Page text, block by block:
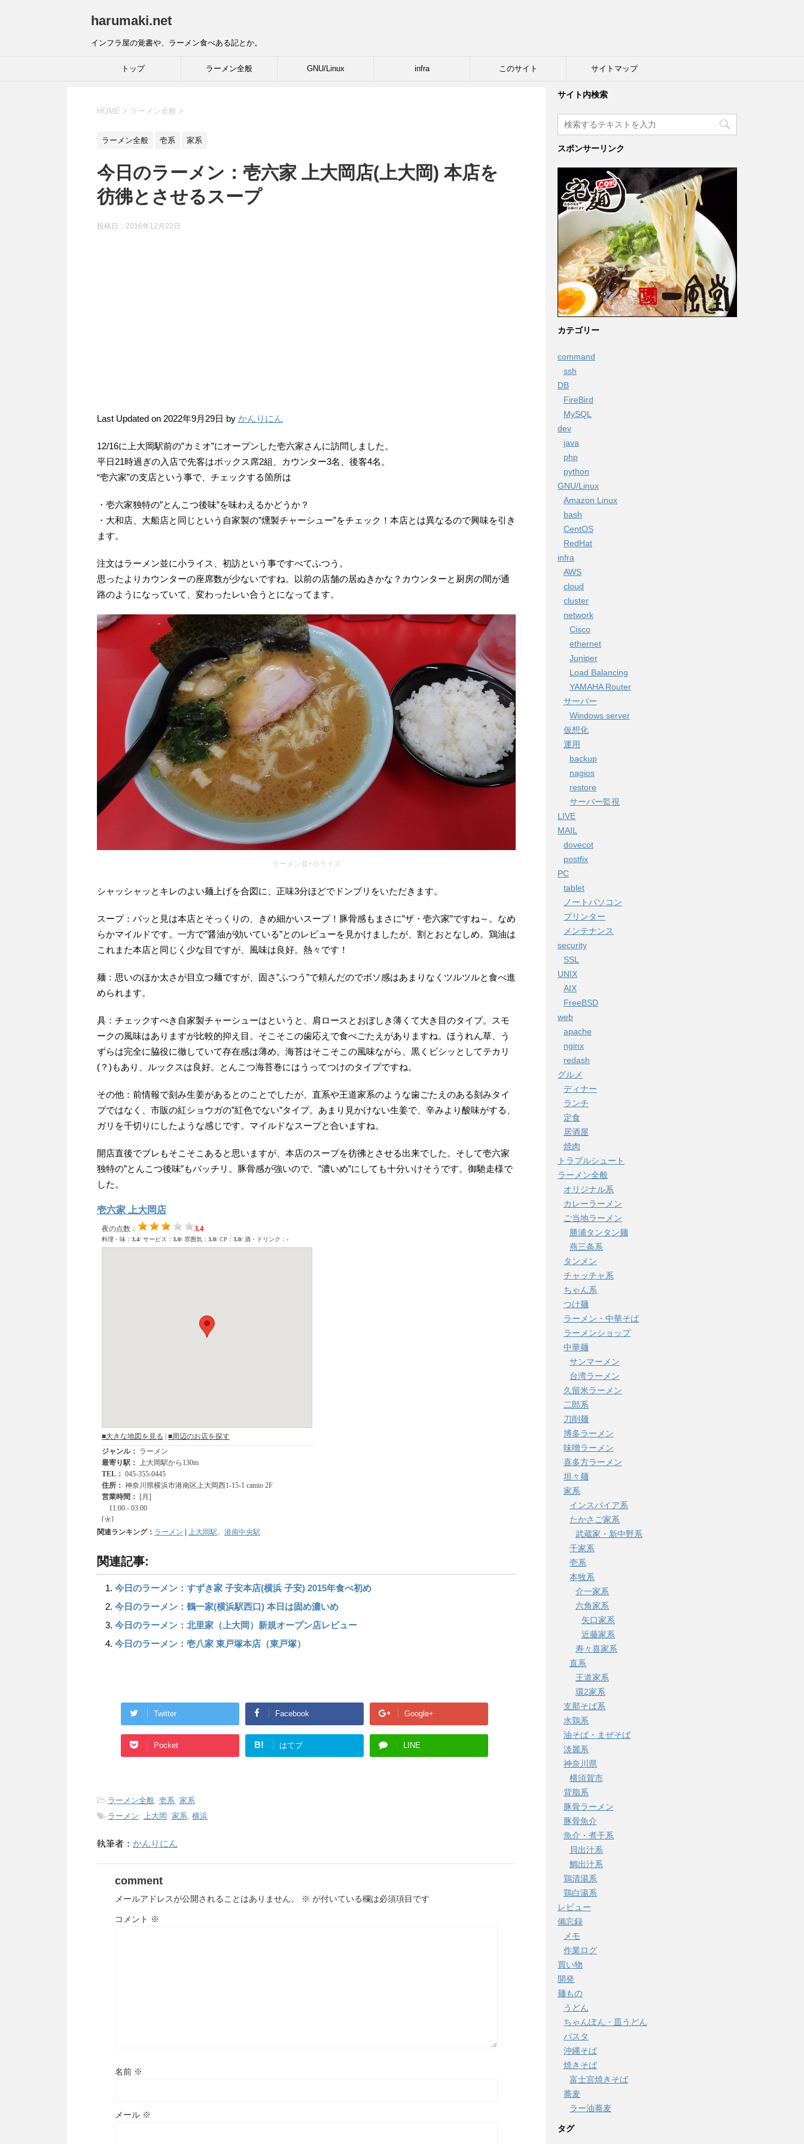
harumaki.net
インフラ屋の覚書や、ラーメン食べある記とか。
トップ ラーメン全般 GNU/Linux infra このサイト サイトマップ
HOME > ラーメン全般 >
ラーメン全般 壱系 家系
今日のラーメン：壱六家 上大岡店(上大岡) 本店を
彷彿とさせるスープ
投稿日：2016年12月22日
Last Updated on 2022年9月29日 by かんりにん
12/16に上大岡駅前の”カミオ”にオープンした壱六家さんに訪問しました。
平日21時過ぎの入店で先客はボックス席2組、カウンター3名、後客4名。
“壱六家”の支店という事で、チェックする箇所は
・壱六家独特の”とんこつ後味”を味わえるかどうか？
・大和店、大船店と同じという自家製の”燻製チャーシュー”をチェック！本店とは異なるので興味を引き
ます。
注文はラーメン並に小ライス、初訪という事ですべてふつう。
思ったよりカウンターの座席数が少ないですね。以前の店舗の居ぬきかな？カウンターと厨房の間が通
路のようになっていて、変わったレい合うとになってます。
ラーメン並+小ライス
シャッシャッとキレのよい麺上げを合図に、正味3分ほどでドンブリをいただきます。
スープ：パッと見は本店とそっくりの、きめ細かいスープ！豚骨感もまさに”ザ・壱六家”ですね～。なめ
らかマイルドです。一方で”醤油が効いている”とのレビューを見かけましたが、割とおとなしめ。鶏油は
これまた本店と同じく少な目ですが、風味は良好。熱々です！
麺：思いのほか太さが目立つ麺ですが、固さ”ふつう”で頼んだのでボソ感はあまりなくツルツルと食べ進
められます。
具：チェックすべき自家製チャーシューはというと、肩ロースとおぼしき薄くて大き目のタイプ。スモ
ークの風味はありますが比較的抑え目。そこそこの歯応えで食べごたえがありますね。ほうれん草、う
ずらは完全に脇役に徹していて存在感は薄め。海苔はそこそこの風味ながら、黒くビシッとしてテカリ
(？)もあり、ルックスは良好。とんこつ海苔巻にはうってつけのタイプですね。
その他：前情報で刻み生姜があるとのことでしたが、直系や王道家系のような歯ごたえのある刻みタイ
プではなく、市販の紅ショウガの”紅色でない”タイプ。あまり見かけない生姜で、辛みより酸味がする、
ガリを千切りにしたような感じです。マイルドなスープと合いますね。
開店直後でブレもそこそこあると思いますが、本店のスープを彷彿とさせる出来でした。そして壱六家
独特の”とんこつ後味”もバッチリ。豚骨感が強いので、”濃いめ”にしても十分いけそうです。御馳走様で
した。
壱六家 上大岡店
関連ランキング： ラーメン | 上大岡駅、 港南中央駅
関連記事:
今日のラーメン：すずき家 子安本店(横浜 子安) 2015年食べ初め
今日のラーメン：鶴一家(横浜駅西口) 本日は固め濃いめ
今日のラーメン：北里家（上大岡）新規オープン店レビュー
今日のラーメン：壱八家 東戸塚本店（東戸塚）
Twitter Facebook Google+
Pocket B! はてブ LINE
-ラーメン全般 壱系 家系
-ラーメン 上大岡 家系 横浜
執筆者： かんりにん
comment
メールアドレスが公開されることはありません。 ※ が付いている欄は必須項目です
コメント ※
名前 ※
メール ※
サイト内検索
スポンサーリンク
カテゴリー
command
ssh
DB
FireBird
MySQL
dev
java
php
python
GNU/Linux
Amazon Linux
bash
CentOS
RedHat
infra
AWS
cloud
cluster
network
Cisco
ethernet
Juniper
Load Balancing
YAMAHA Router
サーバー
Windows server
仮想化
運用
backup
nagios
restore
サーバー監視
LIVE
MAIL
dovecot
postfix
PC
tablet
ノートパソコン
プリンター
メンテナンス
security
SSL
UNIX
AIX
FreeBSD
web
apache
nginx
redash
グルメ
ディナー
ランチ
定食
居酒屋
焼肉
トラブルシュート
ラーメン全般
オリジナル系
カレーラーメン
ご当地ラーメン
勝浦タンタン麺
燕三条系
タンメン
チャッチャ系
ちゃん系
つけ麺
ラーメン・中華そば
ラーメンショップ
中華麺
サンマーメン
台湾ラーメン
久留米ラーメン
二郎系
刀削麺
博多ラーメン
味噌ラーメン
喜多方ラーメン
坦々麺
家系
インスパイア系
たかさご家系
武蔵家・新中野系
千家系
壱系
本牧系
介一家系
六角家系
矢口家系
近藤家系
寿々喜家系
直系
王道家系
環2家系
支那そば系
水鶏系
油そば・まぜそば
淡麗系
神奈川県
横須賀市
背脂系
豚骨ラーメン
豚骨魚介
魚介・煮干系
貝出汁系
鯛出汁系
鶏清湯系
鶏白湯系
レビュー
備忘録
メモ
作業ログ
買い物
開発
麺もの
うどん
ちゃんぽん・皿うどん
パスタ
沖縄そば
焼きそば
富士宮焼きそば
蕎麦
ラー油蕎麦
タグ